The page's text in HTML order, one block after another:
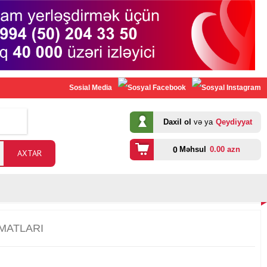
Sosial Media
Daxil ol və ya Qeydiyyat
0 Məhsul 0.00 azn